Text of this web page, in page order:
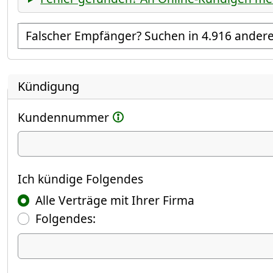
Empfänger suchen
Kündigung
Kundennummer
Ich kündige
Ich kündige Folgendes
Alle Verträge mit Ihrer Firma
Folgendes:
Ich kündige Folgendes